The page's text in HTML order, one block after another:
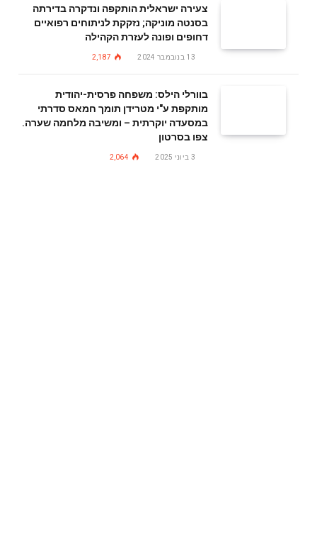
צעירה ישראלית הותקפה ונדקרה בדירתה
בסנטה מוניקה; נזקקת לניתוחים רפואיים
דחופים ופונה לעזרת הקהילה
13 בנובמבר 2024 2,187
בוורלי הילס: משפחה פרסית-יהודית
מותקפת ע"י מטרידן תומך חמאס סדרתי
במסעדה יוקרתית – ומשיבה מלחמה שערה.
צפו בסרטון
3 ביוני 2025 2,064